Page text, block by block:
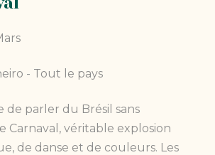
- Tout le pays
de parler du Brésil sans
Carnaval, véritable explosion
de danse et de couleurs. Les